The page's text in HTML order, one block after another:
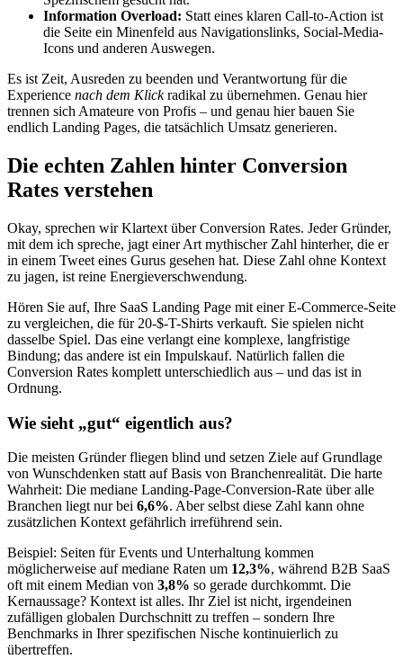
Information Overload: Statt eines klaren Call-to-Action ist
die Seite ein Minenfeld aus Navigationslinks, Social-Media-
Icons und anderen Auswegen.
Es ist Zeit, Ausreden zu beenden und Verantwortung für die
Experience nach dem Klickradikal zu übernehmen. Genau hier
trennen sich Amateure von Profis – und genau hier bauen Sie
endlich Landing Pages, die tatsächlich Umsatz generieren.
Die echten Zahlen hinter Conversion
Rates verstehen
Okay, sprechen wir Klartext über Conversion Rates. Jeder Gründer,
mit dem ich spreche, jagt einer Art mythischer Zahl hinterher, die er
in einem Tweet eines Gurus gesehen hat. Diese Zahl ohne Kontext
zu jagen, ist reine Energieverschwendung.
Hören Sie auf, Ihre SaaS Landing Page mit einer E-Commerce-Seite
zu vergleichen, die für 20-$-T-Shirts verkauft. Sie spielen nicht
dasselbe Spiel. Das eine verlangt eine komplexe, langfristige
Bindung; das andere ist ein Impulskauf. Natürlich fallen die
Conversion Rates komplett unterschiedlich aus – und das ist in
Ordnung.
Wie sieht „gut“ eigentlich aus?
Die meisten Gründer fliegen blind und setzen Ziele auf Grundlage
von Wunschdenken statt auf Basis von Branchenrealität. Die harte
Wahrheit: Die mediane Landing-Page-Conversion-Rate über alle
Branchen liegt nur bei 6,6%. Aber selbst diese Zahl kann ohne
zusätzlichen Kontext gefährlich irreführend sein.
Beispiel: Seiten für Events und Unterhaltung kommen
möglicherweise auf mediane Raten um 12,3%, während B2B SaaS
oft mit einem Median von 3,8% so gerade durchkommt. Die
Kernaussage? Kontext ist alles. Ihr Ziel ist nicht, irgendeinen
zufälligen globalen Durchschnitt zu treffen – sondern Ihre
Benchmarks in Ihrer spezifischen Nische kontinuierlich zu
übertreffen.